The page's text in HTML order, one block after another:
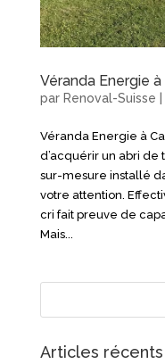
Véranda Energie
par Renoval-Suisse
Véranda Energie à
d’acquérir un abri
sur-mesure installé
votre attention.
cri fait preuve de
Mais...
Articles récents